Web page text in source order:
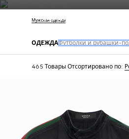
Свяжитесь с нами
Мужская одежда
ОДЕЖДА Футболки и рубашки-
465 Товары Отсортировано по: